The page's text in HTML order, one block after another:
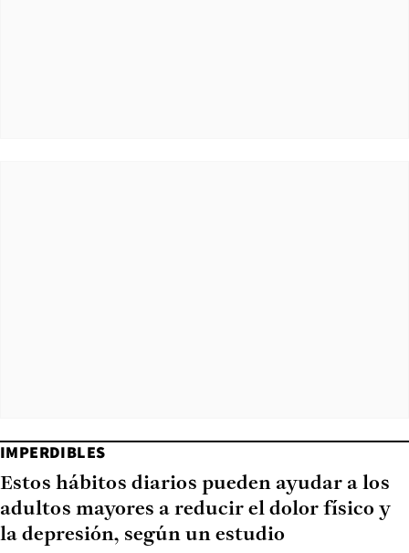
IMPERDIBLES
Estos hábitos diarios pueden ayudar a los
adultos mayores a reducir el dolor físico y
la depresión, según un estudio